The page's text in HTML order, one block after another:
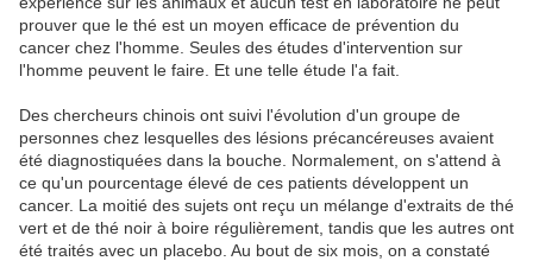
prouver que le thé est un moyen efficace de prévention du
cancer chez l'homme. Seules des études d'intervention sur
l'homme peuvent le faire. Et une telle étude l'a fait.
Des chercheurs chinois ont suivi l'évolution d'un groupe de
personnes chez lesquelles des lésions précancéreuses avaient
été diagnostiquées dans la bouche. Normalement, on s'attend à
ce qu'un pourcentage élevé de ces patients développent un
cancer. La moitié des sujets ont reçu un mélange d'extraits de thé
vert et de thé noir à boire régulièrement, tandis que les autres ont
été traités avec un placebo. Au bout de six mois, on a constaté